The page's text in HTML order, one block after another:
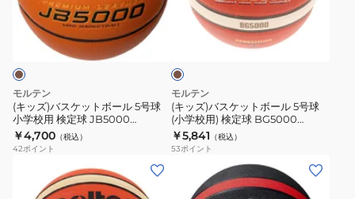
ケ
ボ
ー
ル
5
号
モルテン
(キッズ)バスケットボール 5号球
小学校用 検定球 JB5000
B5C5000 自主練
￥4,700 （税込）
42ポイント
ボ
ー
ル
5
号
ブ
ラ
ウ
ン
モルテン
(キッズ)バスケットボール 5号球
(小学校用) 検定球 BG5000
B5G5000 自主練
￥5,841 （税込）
53ポイント